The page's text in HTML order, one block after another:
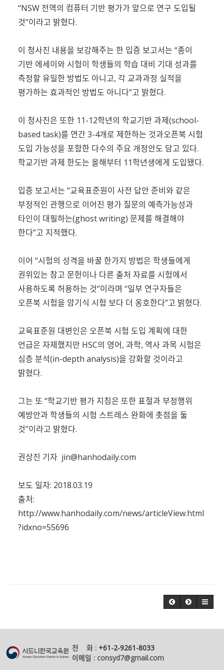
“NSW 전역의 컴퓨터 기반 평가가 앞으로 연구 도입될
것”이라고 밝혔다.
이 청사진 내용을 보강해주는 한 입증 보고서는 “종이
기반 에세이와 시험이 학생들의 학습 대비 기대 성과를
측정할 유일한 방법도 아니고, 각 교과과정 실적을
평가하는 효과적인 방법도 아니다”고 밝혔다.
이 청사진은 또한 11-12학년의 학교기반 과제(school-
based task)를 연간 3-4개로 제한하는 것과오픈북 시험
도입 가능성을 포함한 다수의 주요 개정안도 담고 있다.
학교기반 과제 한도는 올해부터 11학년생에게 도입됐다.
입증 보고서는 “교육표준원이 사전 답안 준비와 같은
부정적인 관행으로 이어진 평가 질문의 예측가능성과
타인이 대필하는(ghost writing) 문제를 해결해야
한다”고 지적했다.
이어 “시험의 성격을 바꿀 한가지 방법은 학생들에게
권위있는 참고 문헌이나 다른 출처 자료를 시험에서
사용하도록 허용하는 것”이라며 “일부 연구자들은
오픈북 시험을 암기식 시험 보다 더 옹호한다”고 밝혔다.
교육표준원 대변인은 오픈북 시험 도입 계획에 대한
언급은 자제했지만 HSC의 영어, 과학, 역사 과목 시험은
심층 분석(in-depth analysis)을 강화할 것이라고
밝혔다.
그는 또 “학교기반 평가 지침은 또한 표절과 부정행위
예방안과 학생들의 시험 스트레스 완화에 촛점을 둘
것”이라고 밝혔다.
권상진 기자 jin@hanhodaily.com
보도 일자: 2018.03.19
출처:
http://www.hanhodaily.com/news/articleView.html
?idxno=55696
전 화 : +61-2-9261-8033
이메일 : consyd7@gmail.com